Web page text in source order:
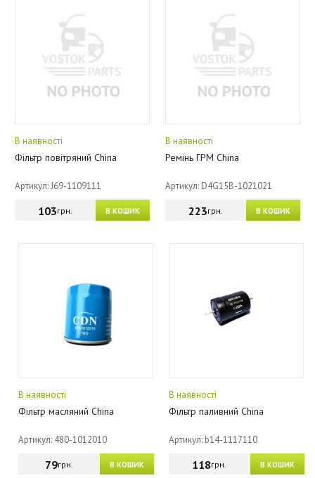
В наявності
Фільтр повітряний China
Артикул: J69-1109111
В КОШИК
103грн.
В наявності
Ремінь ГРМ China
Артикул: D4G15B-1021021
В КОШИК
223грн.
В наявності
Фільтр масляний China
Артикул: 480-1012010
В КОШИК
79грн.
В наявності
Фільтр паливний China
Артикул: b14-1117110
В КОШИК
118грн.